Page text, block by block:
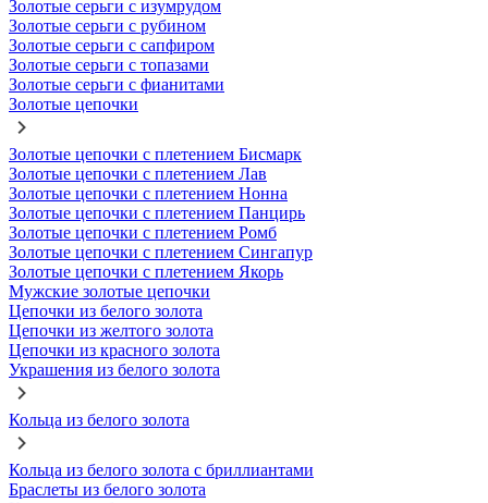
Золотые серьги с изумрудом
Золотые серьги с рубином
Золотые серьги с сапфиром
Золотые серьги с топазами
Золотые серьги с фианитами
Золотые цепочки
Золотые цепочки с плетением Бисмарк
Золотые цепочки с плетением Лав
Золотые цепочки с плетением Нонна
Золотые цепочки с плетением Панцирь
Золотые цепочки с плетением Ромб
Золотые цепочки с плетением Сингапур
Золотые цепочки с плетением Якорь
Мужские золотые цепочки
Цепочки из белого золота
Цепочки из желтого золота
Цепочки из красного золота
Украшения из белого золота
Кольца из белого золота
Кольца из белого золота с бриллиантами
Браслеты из белого золота